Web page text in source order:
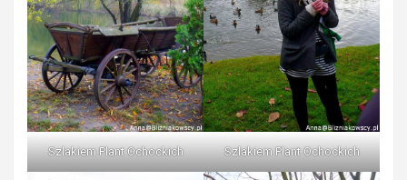
Szlakiem Plant Ochockich Szlakiem Plant Ochockich